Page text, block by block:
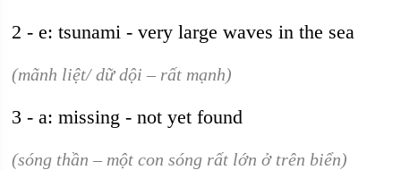
2 - e: tsunami - very large waves in the sea
(mãnh liệt/ dữ dội – rất mạnh)
3 - a: missing - not yet found
(sóng thần – một con sóng rất lớn ở trên biển)